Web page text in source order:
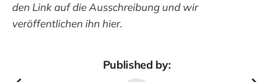
den Link auf die Ausschreibung und wir
veröffentlichen ihn hier.
Published by: